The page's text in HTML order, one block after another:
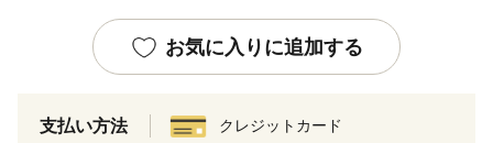
お気に入りに追加する
支払い方法 クレジットカード